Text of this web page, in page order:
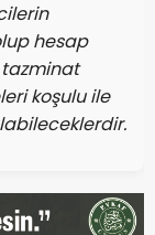
hesap
koşulu ile